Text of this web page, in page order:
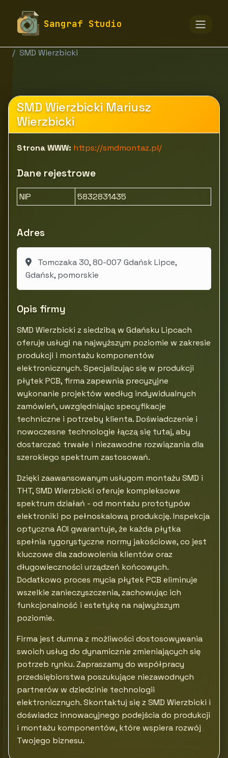
Sangraf Studio
fototapety-sangraf.pl
Przemysł i produkcja
SMD Wierzbicki
SMD Wierzbicki Mariusz
Wierzbicki
Strona WWW: https://smdmontaz.pl/
Dane rejestrowe
NIP 5832831435
Adres
Tomczaka 30, 80-007 Gdańsk Lipce,
Gdańsk, pomorskie
Opis firmy
SMD Wierzbicki z siedzibą w Gdańsku Lipcach
oferuje usługi na najwyższym poziomie w zakresie
produkcji i montażu komponentów
elektronicznych. Specjalizując się w produkcji
płytek PCB, firma zapewnia precyzyjne
wykonanie projektów według indywidualnych
zamówień, uwzględniając specyfikacje
techniczne i potrzeby klienta. Doświadczenie i
nowoczesne technologie łączą się tutaj, aby
dostarczać trwałe i niezawodne rozwiązania dla
szerokiego spektrum zastosowań.
Dzięki zaawansowanym usługom montażu SMD i
THT, SMD Wierzbicki oferuje kompleksowe
spektrum działań - od montażu prototypów
elektroniki po pełnoskalową produkcję. Inspekcja
optyczna AOI gwarantuje, że każda płytka
spełnia rygorystyczne normy jakościowe, co jest
kluczowe dla zadowolenia klientów oraz
długowieczności urządzeń końcowych.
Dodatkowo proces mycia płytek PCB eliminuje
wszelkie zanieczyszczenia, zachowując ich
funkcjonalność i estetykę na najwyższym
poziomie.
Firma jest dumna z możliwości dostosowywania
swoich usług do dynamicznie zmieniających się
potrzeb rynku. Zapraszamy do współpracy
przedsiębiorstwa poszukujące niezawodnych
partnerów w dziedzinie technologii
elektronicznych. Skontaktuj się z SMD Wierzbicki i
doświadcz innowacyjnego podejścia do produkcji
i montażu komponentów, które wspiera rozwój
Twojego biznesu.